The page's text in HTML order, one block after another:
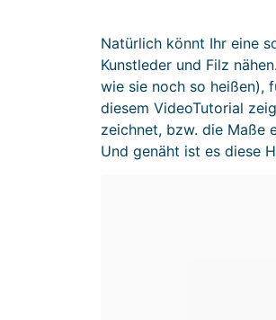
Natürlich könnt Ihr eine
Kunstleder und Filz
wie sie noch so heißen),
diesem VideoTutorial
zeichnet, bzw. die Maße
Und genäht ist es diese